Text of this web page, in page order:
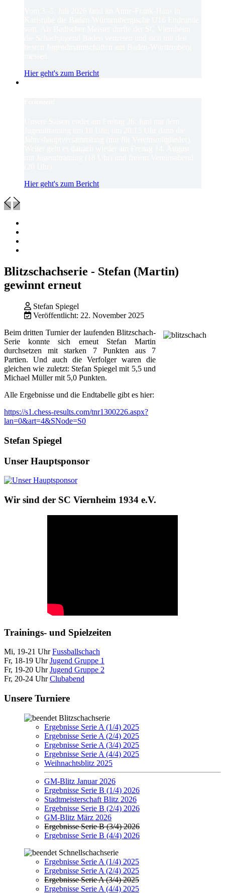
Hier geht's zum Bericht
Hier geht's zum Bericht
Blitzschachserie - Stefan (Martin)
gewinnt erneut
Stefan Spiegel
Veröffentlicht: 22. November 2025
Beim dritten Turnier der laufenden Blitzschach-
Serie konnte sich erneut Stefan Martin
durchsetzen mit starken 7 Punkten aus 7
Partien. Und auch die Verfolger waren die
gleichen wie zuletzt: Stefan Spiegel mit 5,5 und
Michael Müller mit 5,0 Punkten.
Alle Ergebnisse und die Endtabelle gibt es hier:
https://s1.chess-results.com/tnr1300226.aspx?
lan=0&art=4&SNode=S0
Stefan Spiegel
Unser Hauptsponsor
Wir sind der SC Viernheim 1934 e.V.
Trainings- und Spielzeiten
Mi, 19-21 UhrFussballschach
Fr, 18-19 UhrJugend Gruppe 1
Fr, 19-20 UhrJugend Gruppe 2
Fr, 20-24 UhrClubabend
Unsere Turniere
Blitzschachserie
Ergebnisse Serie A (1/4) 2025
Ergebnisse Serie A (2/4) 2025
Ergebnisse Serie A (3/4) 2025
Ergebnisse Serie A (4/4) 2025
Weihnachtsblitz 2025
GM-Blitz Januar 2026
Ergebnisse Serie B (1/4) 2026
Stadtmeisterschaft Blitz 2026
Ergebnisse Serie B (2/4) 2026
GM-Blitz März 2026
Ergebnisse Serie B (3/4) 2026
Ergebnisse Serie B (4/4) 2026
Schnellschachserie
Ergebnisse Serie A (1/4) 2025
Ergebnisse Serie A (2/4) 2025
Ergebnisse Serie A (3/4) 2025
Ergebnisse Serie A (4/4) 2025